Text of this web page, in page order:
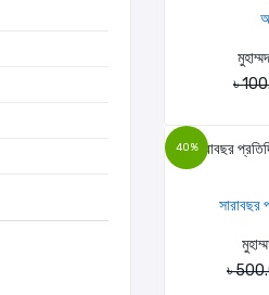
৳
40%
সারাবছর
৳